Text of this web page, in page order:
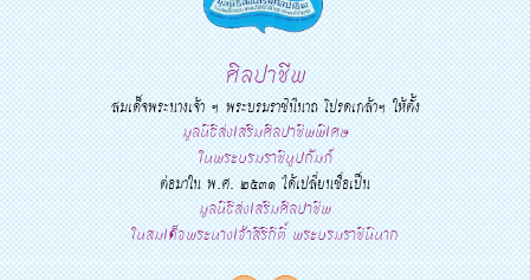
ศิลปาชีพ
สมเด็จพระนางเจ้า ฯ พระบรมราชินีนาถ โปรดเกล้าฯ ให้ตั้ง
มูลนิธิส่งเสริมศิลปาชีพพิเศษ
ในพระบรมราชินูปถัมภ์
ต่อมาใน พ.ศ. ๒๕๓๑ ได้เปลี่ยนชื่อเป็น
มูลนิธิส่งเสริมศิลปาชีพ
ในสมเด็จพระนางเจ้าสิริกิติ์ พระบรมราชินีนาถ